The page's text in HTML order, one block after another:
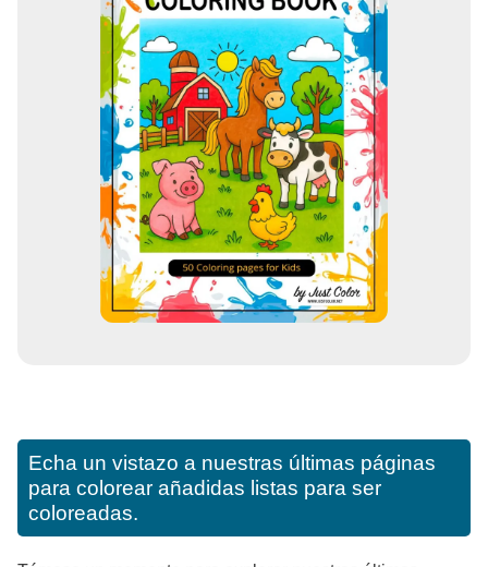
Echa un vistazo a nuestras últimas páginas
para colorear añadidas listas para ser
coloreadas.